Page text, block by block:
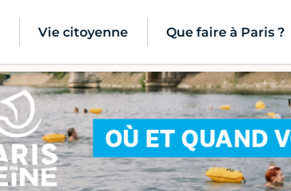
Vie citoyenne Que faire à Paris ?